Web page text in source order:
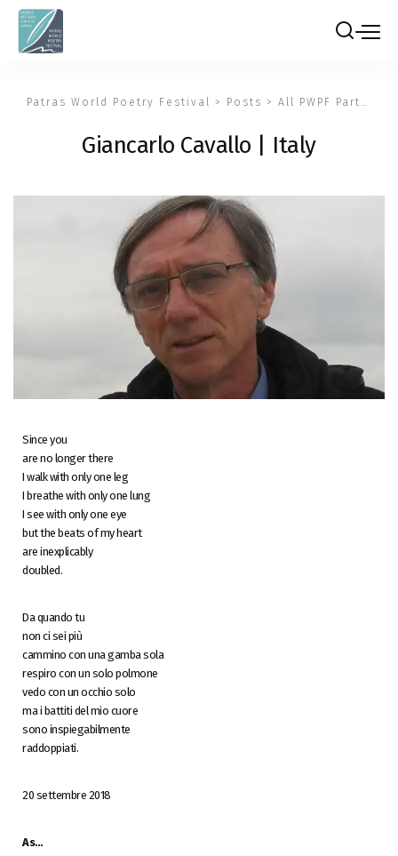
Patras World Poetry Festival > Posts > All PWPF Participants
Giancarlo Cavallo | Italy
Since you
are no longer there
I walk with only one leg
I breathe with only one lung
I see with only one eye
but the beats of my heart
are inexplicably
doubled.
Da quando tu
non ci sei più
cammino con una gamba sola
respiro con un solo polmone
vedo con un occhio solo
ma i battiti del mio cuore
sono inspiegabilmente
raddoppiati.
20 settembre 2018
As…